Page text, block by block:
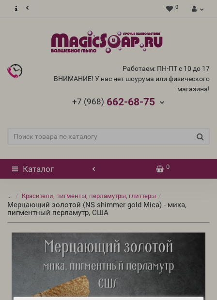
0
Работаем: ПН-ПТ с 10 до 17
ВНИМАНИЕ! У нас нет шоурума или физического
магазина!
+7 (968) 662-68-75
Каталог 0
... Красители, пигменты, перламутры, глиттеры
Мерцающий золотой (NS shimmer gold Mica) - мика,
пигментный перламутр, США